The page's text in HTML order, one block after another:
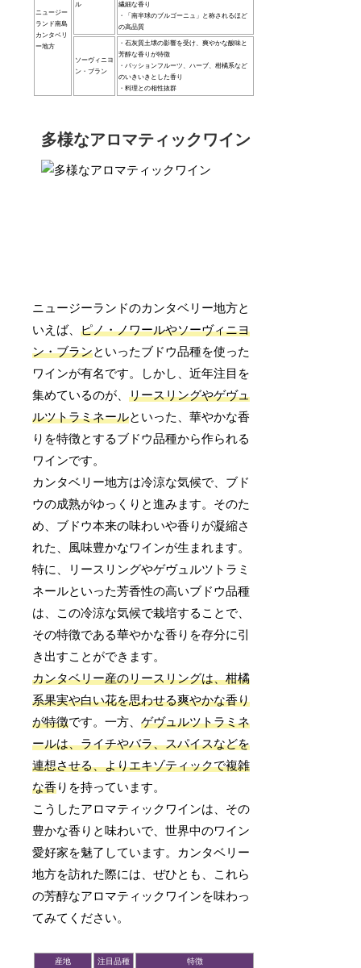
ニュージー
ランド南島
カンタベリ
ー地方
ル
繊細な香り
・「南半球のブルゴーニュ」と称されるほど
の高品質
ソーヴィニヨ
ン・ブラン
・石灰質土壌の影響を受け、爽やかな酸味と
芳醇な香りが特徴
・パッションフルーツ、ハーブ、柑橘系など
のいきいきとした香り
・料理との相性抜群
多様なアロマティックワイン
ニュージーランドのカンタベリー地方と
いえば、ピノ・ノワールやソーヴィニヨ
ン・ブランといったブドウ品種を使った
ワインが有名です。しかし、近年注目を
集めているのが、リースリングやゲヴュ
ルツトラミネールといった、華やかな香
りを特徴とするブドウ品種から作られる
ワインです。
カンタベリー地方は冷涼な気候で、ブド
ウの成熟がゆっくりと進みます。そのた
め、ブドウ本来の味わいや香りが凝縮さ
れた、風味豊かなワインが生まれます。
特に、リースリングやゲヴュルツトラミ
ネールといった芳香性の高いブドウ品種
は、この冷涼な気候で栽培することで、
その特徴である華やかな香りを存分に引
き出すことができます。
カンタベリー産のリースリングは、柑橘
系果実や白い花を思わせる爽やかな香り
が特徴です。一方、ゲヴュルツトラミネ
ールは、ライチやバラ、スパイスなどを
連想させる、よりエキゾティックで複雑
な香りを持っています。
こうしたアロマティックワインは、その
豊かな香りと味わいで、世界中のワイン
愛好家を魅了しています。カンタベリー
地方を訪れた際には、ぜひとも、これら
の芳醇なアロマティックワインを味わっ
てみてください。
産地 注目品種 特徴